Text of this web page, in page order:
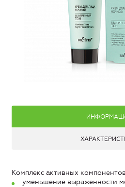
Комплекс активных
уменьшение выраженности